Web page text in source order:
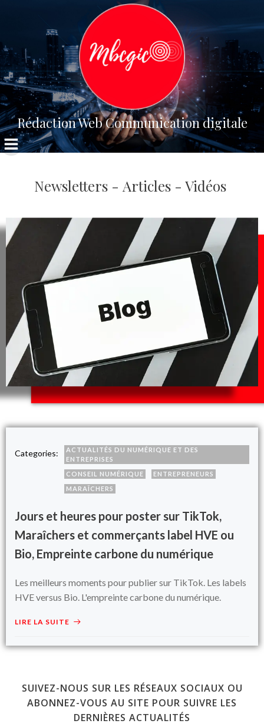
Aller
Rédaction Web Communication digitale
Newsletters - Articles - Vidéos
Categories:
ACTUALITÉS DU NUMÉRIQUE ET DES
ENTREPRISES
CONSEIL NUMÉRIQUE
ENTREPRENEURS
MARAÎCHERS
Jours et heures pour poster sur TikTok,
Maraîchers et commerçants label HVE ou
Bio, Empreinte carbone du numérique
Les meilleurs moments pour publier sur TikTok. Les labels
HVE versus Bio. L'empreinte carbone du numérique.
LIRE LA SUITE
SUIVEZ-NOUS SUR LES RÉSEAUX SOCIAUX OU
ABONNEZ-VOUS AU SITE POUR SUIVRE LES
DERNIÈRES ACTUALITÉS